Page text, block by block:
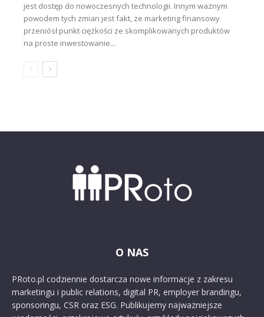
jest dostęp do nowoczesnych technologii. Innym ważnym
powodem tych zmian jest fakt, że marketing finansowy
przeniósł punkt ciężkości ze skomplikowanych produktów
na proste inwestowanie...
O NAS
PRoto.pl codziennie dostarcza nowe informacje z zakresu
marketingu i public relations, digital PR, employer brandingu,
sponsoringu, CSR oraz ESG. Publikujemy najważniejsze